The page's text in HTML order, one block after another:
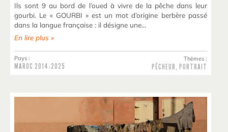
Ils sont 9 au bord de l’oued à vivre de la pêche dans leur
gourbi. Le « GOURBI » est un mot d’origine berbère passé
dans la langue française : il désigne une…
En lire plus »
Pays :
MAROC 2014-2025
Thèmes :
PÊCHEUR, PORTRAIT